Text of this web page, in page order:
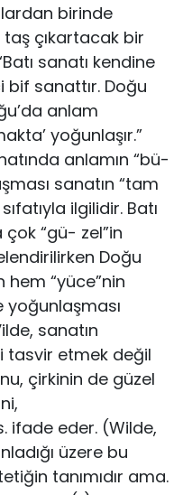
birinde
çıkartacak bir
sa­natı kendine
bif sanattır. Doğu
anlam
yoğunlaşır.”
anlamın “bü­
sanatın “tam
sıfatıyla ilgilidir. Batı
“gü- zel”in
Doğu
hem “yüce”nin
sanatın
tasvir etmek değil
çir­kinin de güzel
ifade eder. (Wilde,
üze­re bu
tanımıdır ama.